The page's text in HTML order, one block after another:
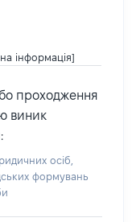
інформація]
проходження
виник
осіб,
формувань